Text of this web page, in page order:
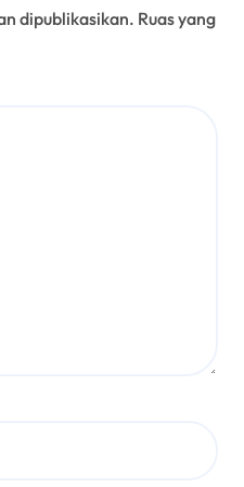
dipublikasikan. Ruas yang